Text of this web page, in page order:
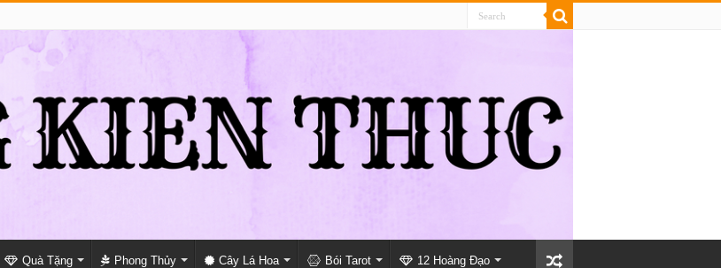
Quà Tặng Phong Thủy Cây Lá Hoa Bói Tarot 12 Hoàng Đạo